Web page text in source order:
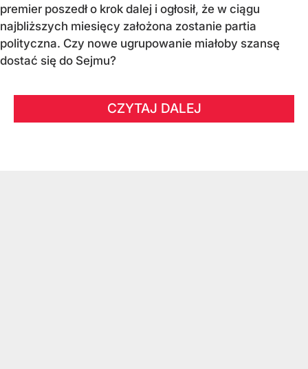
premier poszedł o krok dalej i ogłosił, że w ciągu
najbliższych miesięcy założona zostanie partia
polityczna. Czy nowe ugrupowanie miałoby szansę
dostać się do Sejmu?
CZYTAJ DALEJ